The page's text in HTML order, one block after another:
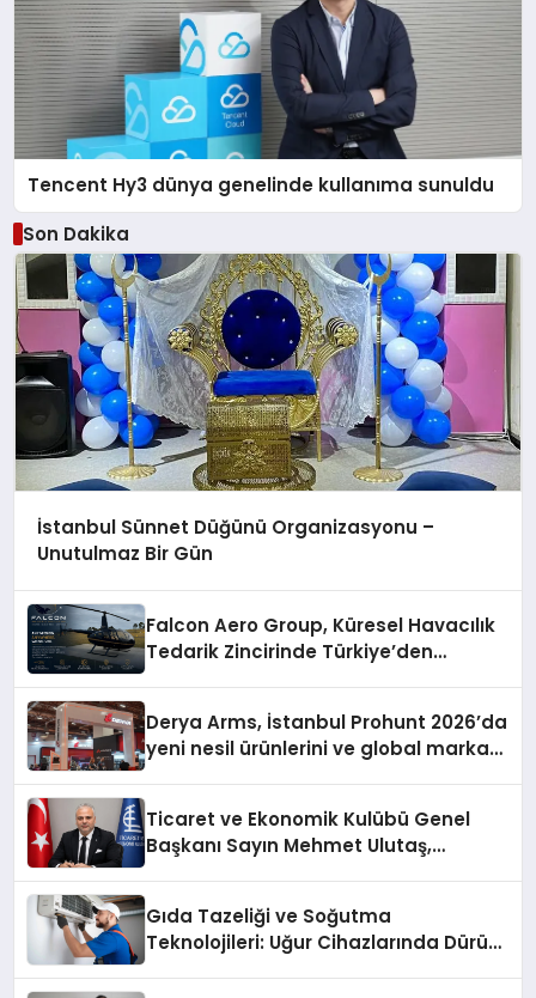
Tencent Hy3 dünya genelinde kullanıma sunuldu
Son Dakika
İstanbul Sünnet Düğünü Organizasyonu –
Unutulmaz Bir Gün
Falcon Aero Group, Küresel Havacılık
Tedarik Zincirinde Türkiye’den
Derya Arms, İstanbul Prohunt 2026’da
yeni nesil ürünlerini ve global marka
Ticaret ve Ekonomik Kulübü Genel
Başkanı Sayın Mehmet Ulutaş,
Gıda Tazeliği ve Soğutma
Teknolojileri: Uğur Cihazlarında Dürüst